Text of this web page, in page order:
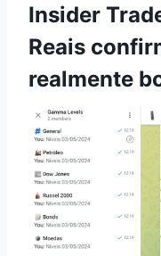
Insider
Reais
realmente